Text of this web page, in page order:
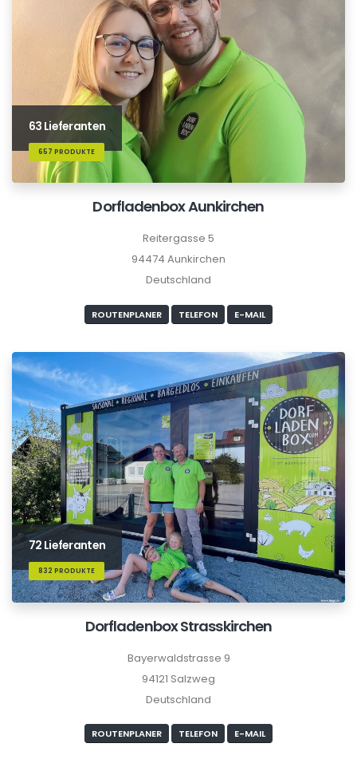
63 Lieferanten
657 PRODUKTE
Dorfladenbox Aunkirchen
Reitergasse 5
94474 Aunkirchen
Deutschland
ROUTENPLANER TELEFON E-MAIL
72 Lieferanten
832 PRODUKTE
Dorfladenbox Strasskirchen
Bayerwaldstrasse 9
94121 Salzweg
Deutschland
ROUTENPLANER TELEFON E-MAIL